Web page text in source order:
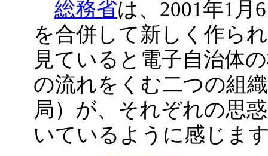
総務省は、2001年1月
を合併して新しく作ら
見ていると電子自治体
の流れをくむ二つの組
局）が、それぞれの思
いているように感じま